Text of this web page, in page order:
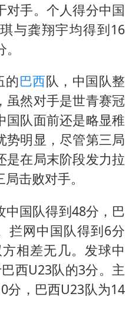
兵把枪口对准中国记者
在海上打了个结
代言广告视频已下架
根本不是扁平圆盘
一周大涨超7% 金价为何突然上涨
构建更高水平的全民健身公共服务体系
对手。个人得分中国
与龚翔宇均得到16
的巴西队，中国队整
虽然对手是世青赛冠
国队面前还是略显稚
势明显，尽管第三局
是在局末阶段发力拉
击败对手。
中国队得到48分，巴
拦网中国队得到6分
相差无几。发球中
西U23队的3分。主
分，巴西U23队为14